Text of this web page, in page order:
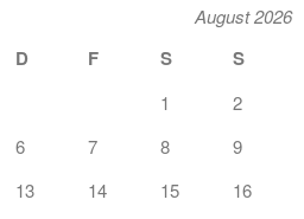
August 2026
D F S S
1
2
6 7 8
9
13 14 15
16